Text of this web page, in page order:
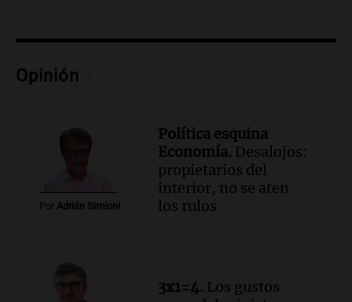
Panorama Federal
Episodios
sus salarios, denuncian desde el
sindicato
Audio.La justicia reconoce el COVID
Episodios
Audio.
Trágico siniestro vial en Salta:
Opinión
Por Adrián Simioni
Política esquina
Economía. Desalojos:
propietarios del
interior, no se aten
los rulos
3x1=4. Los gustos